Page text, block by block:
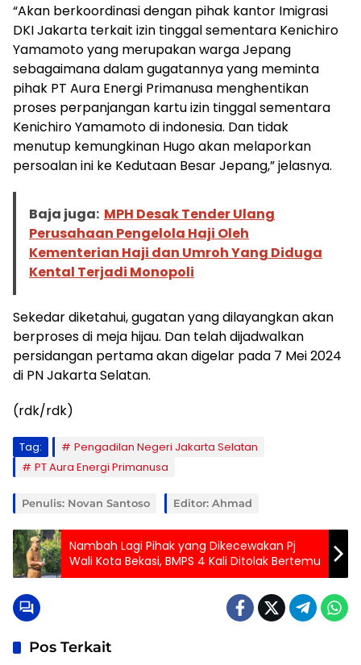
“Akan berkoordinasi dengan pihak kantor Imigrasi
DKI Jakarta terkait izin tinggal sementara Kenichiro
Yamamoto yang merupakan warga Jepang
sebagaimana dalam gugatannya yang meminta
pihak PT Aura Energi Primanusa menghentikan
proses perpanjangan kartu izin tinggal sementara
Kenichiro Yamamoto di indonesia. Dan tidak
menutup kemungkinan Hugo akan melaporkan
persoalan ini ke Kedutaan Besar Jepang,” jelasnya.
Baja juga: MPH Desak Tender Ulang
Perusahaan Pengelola Haji Oleh
Kementerian Haji dan Umroh Yang Diduga
Kental Terjadi Monopoli
Sekedar diketahui, gugatan yang dilayangkan akan
berproses di meja hijau. Dan telah dijadwalkan
persidangan pertama akan digelar pada 7 Mei 2024
di PN Jakarta Selatan.
(rdk/rdk)
Tag:
Pengadilan Negeri Jakarta Selatan
PT Aura Energi Primanusa
Penulis: Novan Santoso Editor: Ahmad
Nambah Lagi Pihak yang Dikecewakan Pj
Wali Kota Bekasi, BMPS 4 Kali Ditolak Bertemu
Pos Terkait